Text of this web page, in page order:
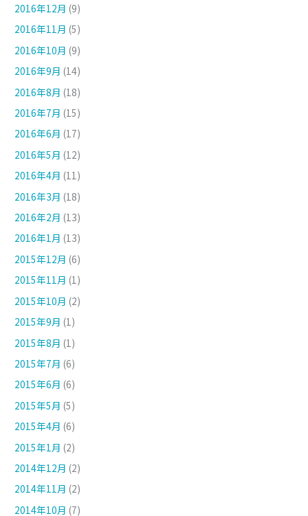
2016年12月 (9)
2016年11月 (5)
2016年10月 (9)
2016年9月 (14)
2016年8月 (18)
2016年7月 (15)
2016年6月 (17)
2016年5月 (12)
2016年4月 (11)
2016年3月 (18)
2016年2月 (13)
2016年1月 (13)
2015年12月 (6)
2015年11月 (1)
2015年10月 (2)
2015年9月 (1)
2015年8月 (1)
2015年7月 (6)
2015年6月 (6)
2015年5月 (5)
2015年4月 (6)
2015年1月 (2)
2014年12月 (2)
2014年11月 (2)
2014年10月 (7)